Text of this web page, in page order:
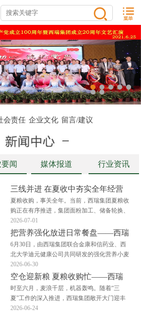
会责任 企业文化 留言/建议
闻 行业资讯
媒体报道
三线并进 在夏收中夯实全年经营
底盘
夏粮收购，事关全年。当前，西瑞集团夏粮收
购正在有序推进，集团面粉加工、储备轮换、
粮食贸易三大板块多点发力、高效衔接，全力
夺取夏粮收购攻坚战主动权。面粉加工板块：
以收保产，筑牢粮头食尾收购链直通生产链，
原粮稳则加工稳。集团各面粉工厂把夏粮收购
视为全年原料保供…
2026-07-01
把营养强化放进日常餐盘——西瑞
集团召开活性叶酸面粉试吃启动会
6月30日，由西瑞集团联合金康和信药业、西
北大学迪元健康公司共同研发的强化营养小麦
粉——活性叶酸面粉正式进入重点人群试吃与
健康数据采集阶段，一场将营养健康“端上”餐
桌的启动会正式拉开帷幕。 随着“健康中国”战
略的深入推进，如何让营养摄入更精准、更便
捷，已…
2026-06-30
空仓迎新粮 夏粮收购忙——西瑞
集团夏粮收购有序开展
时至六月，麦浪千层，机器轰鸣。随着“三
夏”工作的深入推进，西瑞集团敞开大门迎丰
收，全面开启2026年夏粮收购工作。敞开收购
2026-06-24